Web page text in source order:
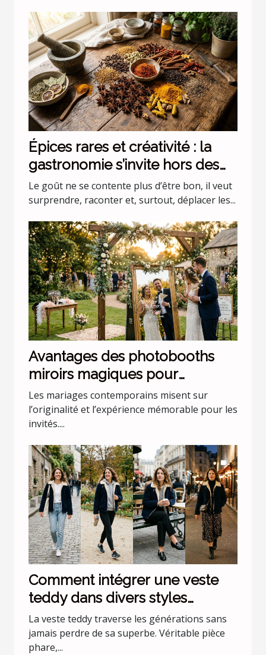
Épices rares et créativité : la
gastronomie s’invite hors des
codes
Le goût ne se contente plus d’être bon, il veut
surprendre, raconter et, surtout, déplacer les...
Avantages des photobooths
miroirs magiques pour
mariages uniques
Les mariages contemporains misent sur
l’originalité et l’expérience mémorable pour les
invités....
Comment intégrer une veste
teddy dans divers styles
vestimentaires ?
La veste teddy traverse les générations sans
jamais perdre de sa superbe. Véritable pièce
phare,...